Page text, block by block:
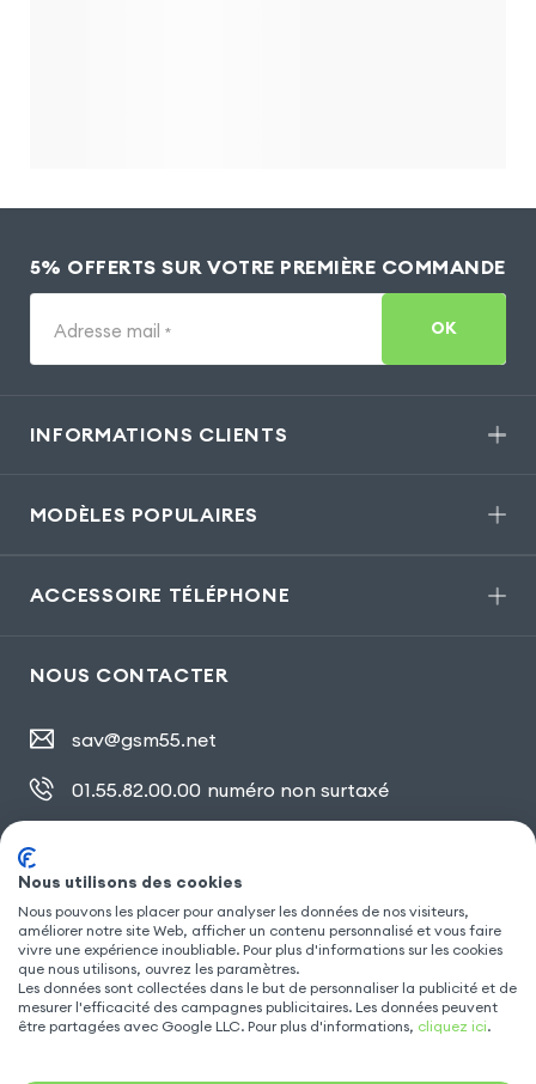
5% OFFERTS SUR VOTRE PREMIÈRE COMMANDE
Adresse mail * OK
INFORMATIONS CLIENTS
MODÈLES POPULAIRES
ACCESSOIRE TÉLÉPHONE
NOUS CONTACTER
sav@gsm55.net
01.55.82.00.00 numéro non surtaxé
SUIVEZ NOUS
Nous utilisons des cookies
Nous pouvons les placer pour analyser les données de nos visiteurs,
améliorer notre site Web, afficher un contenu personnalisé et vous faire
vivre une expérience inoubliable. Pour plus d'informations sur les cookies
que nous utilisons, ouvrez les paramètres.
Les données sont collectées dans le but de personnaliser la publicité et de
mesurer l'efficacité des campagnes publicitaires. Les données peuvent
être partagées avec Google LLC. Pour plus d'informations, cliquez ici.